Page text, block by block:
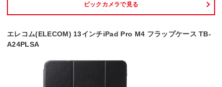
ビックカメラで見る
エレコム(ELECOM) 13インチiPad Pro M4 フラップケース TB-
A24PLSA